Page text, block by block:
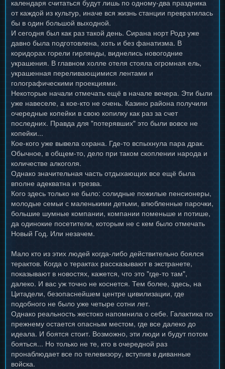
календаря считаться будут лишь по одному-два праздника
от каждой из культур, иначе вся жизнь станции превратилась
бы в один большой выходной.
И сегодня был как раз такой день. Сирана норт Родз уже
давно была подготовлена, хоть и без фанатизма. В
коридорах горели гирлянды, виднелись новогодние
украшения. В главном холле отеля стояла огромная ель,
украшенная переливающимися лентами и
голографическими проекциями.
Некоторые начали отмечать ещё в начале вечера. Эти были
уже навеселе, а кое-кто не очень. Казино района получили
очередные копейки в свою копилку как раз за счет
последних. Правда для "потерявших" это были вовсе не
копейки...
Кое-кого уже вывела охрана. Где-то вспыхнула пара драк.
Обычное, в общем-то, дело при таком скоплении народа и
количестве алкоголя.
Однако значительная часть отдыхающих все ещё была
вполне адекватна и трезва.
Кого здесь только не было: солидные пожилые пенсионеры,
молодые семьи с маленькими детьми, влюбленные парочки,
большие шумные компании, компании поменьше и потише,
да одинокие посетители, которым не с кем было отмечать
Новый Год. Или незачем.
Мало кто из этих людей когда-либо действительно боялся
терактов. Когда о терактах рассказывают в экстранете,
показывают в новостях, кажется, что это "где-то там",
далеко. И вас уж точно не коснется. Тем более, здесь, на
Цитадели, безопаснейшем центре цивилизации, где
подобного не было уже четыре сотни лет.
Однако реальность жестоко напомнила о себе. Галактика по
прежнему остается опасным местом, где все далеко до
идеала. И боятся стоит. Возможно, эти люди и будут потом
бояться... Но только не те, кто в очередной раз
пронаблюдает все по телевизору, вступив в диванные
войска.